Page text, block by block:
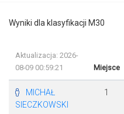
Wyniki dla klasyfikacji M30
Aktualizacja: 2026-
08-09 00:59:21
Miejsce
MICHAŁ
SIECZKOWSKI
1